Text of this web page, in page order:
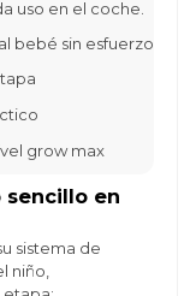
uso en el coche.
bebé sin esfuerzo
sencillo en
sistema de
niño,